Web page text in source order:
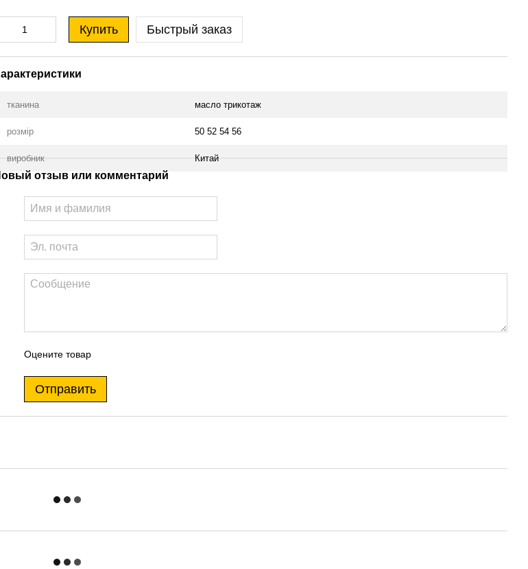
Купить Быстрый заказ
тканина масло трикотаж
розмір 50 52 54 56
виробник Китай
отзыв или комментарий
Оцените товар
Отправить